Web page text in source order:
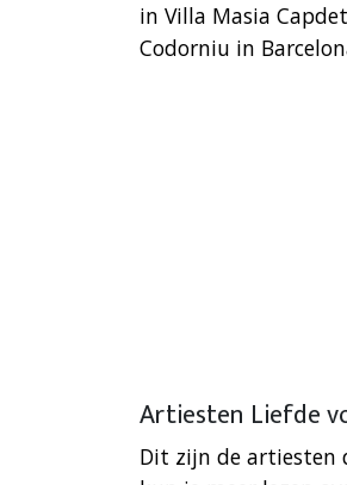
in Villa Masia
Codorniu in
Artiesten Liefde
Dit zijn de artiesten